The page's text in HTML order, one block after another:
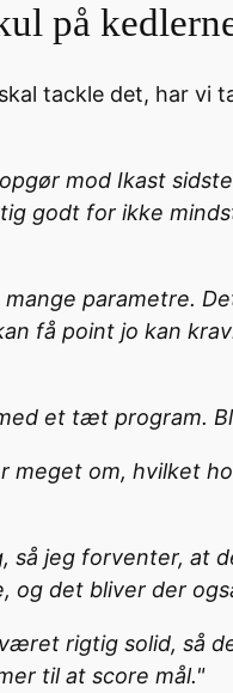
på
tackle det, har
mod Ikast
godt for ikke
parametre.
få point jo kan
et tæt program.
meget om, hvilket
jeg forventer, at
og det bliver der
rigtig solid, så
til at score mål."